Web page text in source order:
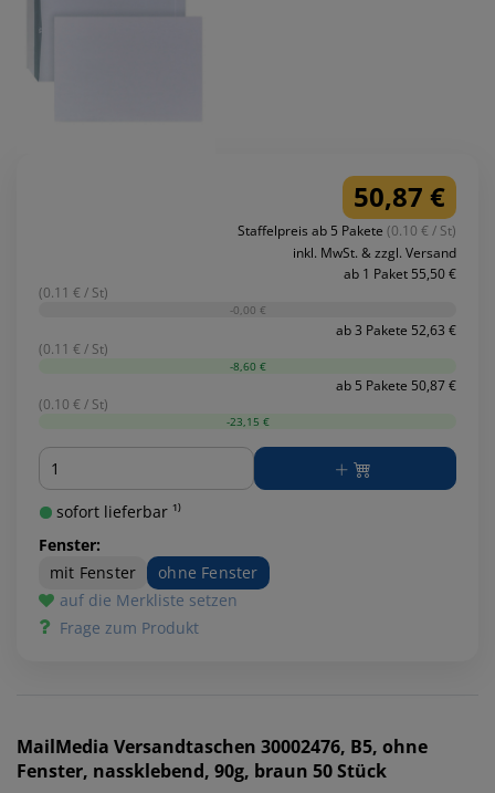
50,87 €
Staffelpreis ab 5 Pakete (0.10 € / St)
inkl. MwSt. & zzgl. Versand
ab 1 Paket 55,50 €
(0.11 € / St)
-0,00 €
ab 3 Pakete 52,63 €
(0.11 € / St)
-8,60 €
ab 5 Pakete 50,87 €
(0.10 € / St)
-23,15 €
Menge
sofort lieferbar ¹⁾
Fenster:
mit Fenster
ohne Fenster
auf die Merkliste setzen
Frage zum Produkt
MailMedia Versandtaschen 30002476, B5, ohne
Fenster, nassklebend, 90g, braun 50 Stück